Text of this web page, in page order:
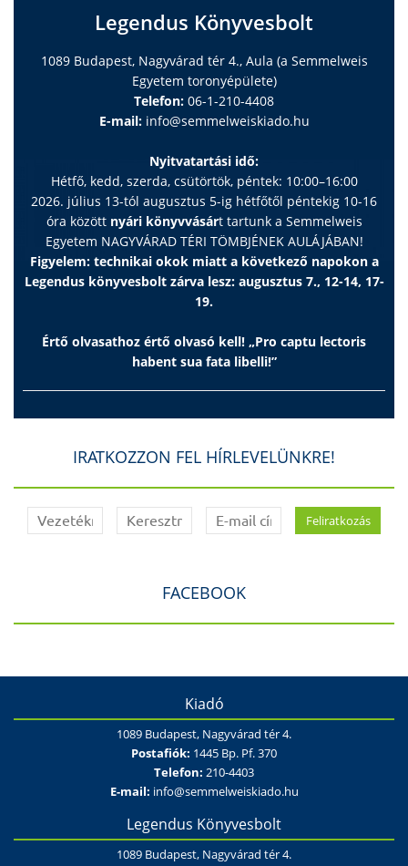
Legendus Könyvesbolt
1089 Budapest, Nagyvárad tér 4., Aula (a Semmelweis
Egyetem toronyépülete)
Telefon: 06-1-210-4408
E-mail: info@semmelweiskiado.hu
Nyitvatartási idő:
Hétfő, kedd, szerda, csütörtök, péntek: 10:00–16:00
2026. július 13-tól augusztus 5-ig hétfőtől péntekig 10-16
óra között nyári könyvvásárt tartunk a Semmelweis
Egyetem NAGYVÁRAD TÉRI TÖMBJÉNEK AULÁJÁBAN!
Figyelem: technikai okok miatt a következő napokon a
Legendus könyvesbolt zárva lesz: augusztus 7., 12-14, 17-
19.
Értő olvasathoz értő olvasó kell! „Pro captu lectoris
habent sua fata libelli!”
IRATKOZZON FEL HÍRLEVELÜNKRE!
FACEBOOK
Kiadó
1089 Budapest, Nagyvárad tér 4.
Postafiók: 1445 Bp. Pf. 370
Telefon: 210-4403
E-mail: info@semmelweiskiado.hu
Legendus Könyvesbolt
1089 Budapest, Nagyvárad tér 4.